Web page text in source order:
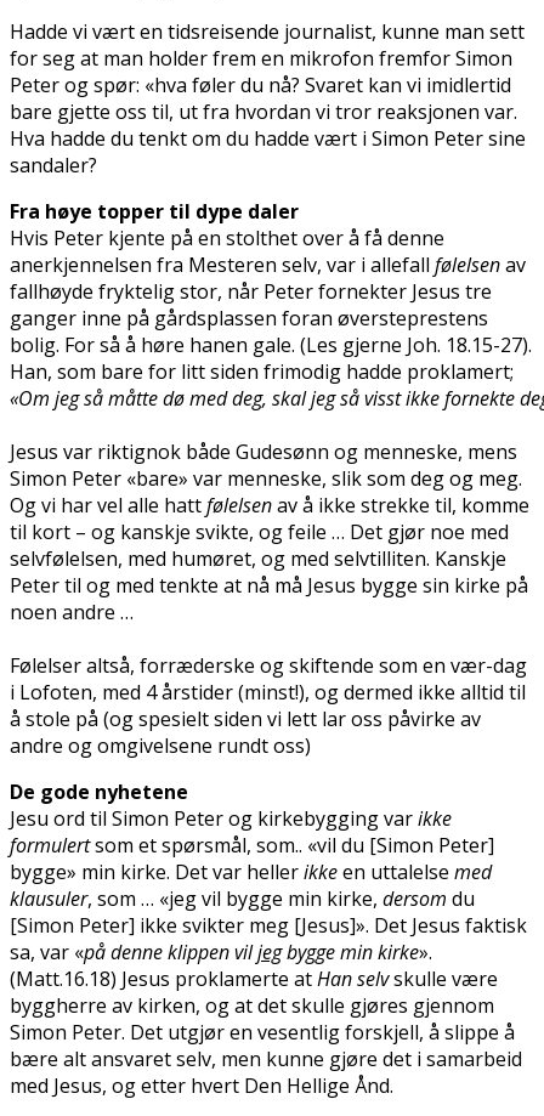
Hadde vi vært en tidsreisende journalist, kunne man sett
for seg at man holder frem en mikrofon fremfor Simon
Peter og spør: «hva føler du nå? Svaret kan vi imidlertid
bare gjette oss til, ut fra hvordan vi tror reaksjonen var.
Hva hadde du tenkt om du hadde vært i Simon Peter sine
sandaler?
Fra høye topper til dype daler
Hvis Peter kjente på en stolthet over å få denne
anerkjennelsen fra Mesteren selv, var i allefall følelsenav
fallhøyde fryktelig stor, når Peter fornekter Jesus tre
ganger inne på gårdsplassen foran øversteprestens
bolig. For så å høre hanen gale. (Les gjerne Joh. 18.15-27).
Han, som bare for litt siden frimodig hadde proklamert;
«Om jeg så måtte dø med deg, skal jeg så visst ikke fornekte
Jesus var riktignok både Gudesønn og menneske, mens
Simon Peter «bare» var menneske, slik som deg og meg.
Og vi har vel alle hattfølelsenav å ikke strekke til, komme
til kort – og kanskje svikte, og feile … Det gjør noe med
selvfølelsen, med humøret, og med selvtilliten. Kanskje
Peter til og med tenkte at nå må Jesus bygge sin kirke på
noen andre …
Følelser altså, forræderske og skiftende som en vær-dag
i Lofoten, med 4 årstider (minst!), og dermed ikke alltid til
å stole på (og spesielt siden vi lett lar oss påvirke av
andre og omgivelsene rundt oss)
De gode nyhetene
Jesu ord til Simon Peter og kirkebygging varikke
formulertsom et spørsmål, som.. «vil du [Simon Peter]
bygge» min kirke. Det var hellerikkeen uttalelse med
klausuler, som … «jeg vil bygge min kirke, dersom du
[Simon Peter] ikke svikter meg [Jesus]». Det Jesus faktisk
sa, var «på denne klippen viljegbygge min kirke».
(Matt.16.18) Jesus proklamerte atHan selvskulle være
byggherre av kirken, og at det skulle gjøres gjennom
Simon Peter. Det utgjør en vesentlig forskjell, å slippe å
bære alt ansvaret selv, men kunne gjøre det i samarbeid
med Jesus, og etter hvert Den Hellige Ånd.